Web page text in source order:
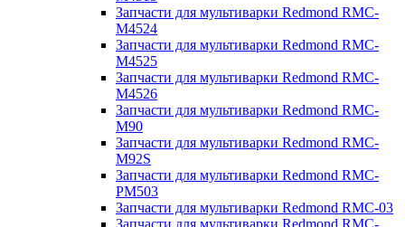
Запчасти для мультиварки Redmond RMC-
M4524
Запчасти для мультиварки Redmond RMC-
M4525
Запчасти для мультиварки Redmond RMC-
M4526
Запчасти для мультиварки Redmond RMC-
M90
Запчасти для мультиварки Redmond RMC-
M92S
Запчасти для мультиварки Redmond RMC-
PM503
Запчасти для мультиварки Redmond RMC-03
Запчасти для мультиварки Redmond RMC-